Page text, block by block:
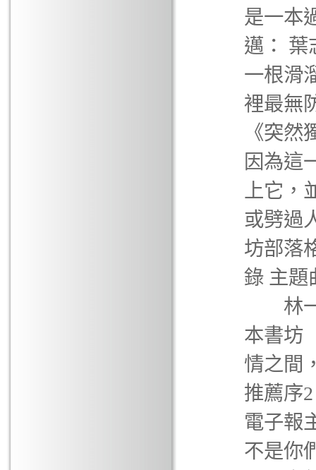
是一本
邁： 葉
一根滑
裡最無
《突
因為這
上它
或劈過
坊部落
錄
林一
本書
情之間
推薦序
電子
不是你